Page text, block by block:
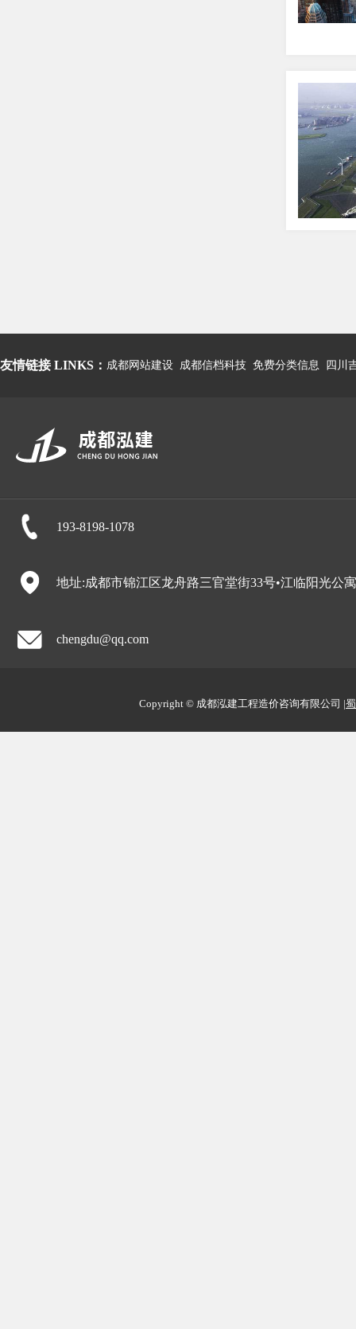
友情链接 LINKS： 成都网站建设 成都信档科技 免费分类信息 四川
193-8198-1078
地址:成都市锦江区龙舟路三官堂街33号•江临阳光公
chengdu@qq.com
Copyright © 成都泓建工程造价咨询有限公司 |